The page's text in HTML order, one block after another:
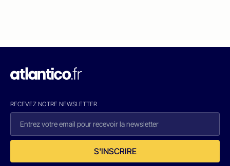
RECEVEZ NOTRE NEWSLETTER
S'INSCRIRE